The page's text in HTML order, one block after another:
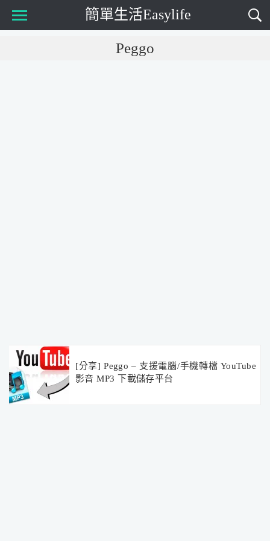
簡單生活Easylife
Peggo
[分享] Peggo – 支援電腦/手機轉檔 YouTube
影音 MP3 下載儲存平台